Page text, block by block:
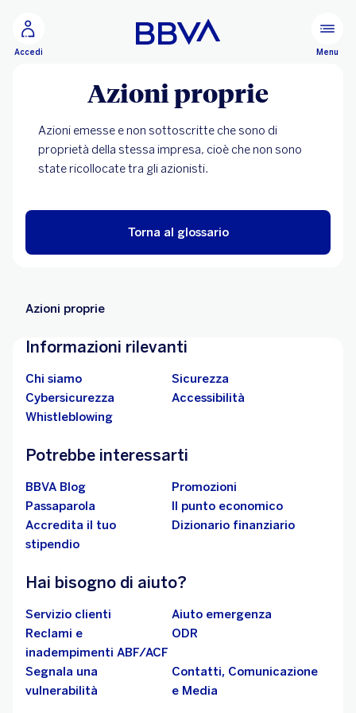
Configurare
Accedi Menu
Azioni proprie
Azioni emesse e non sottoscritte che sono di
proprietà della stessa impresa, cioè che non sono
state ricollocate tra gli azionisti.
Torna al glossario
Azioni proprie
Informazioni rilevanti
Chi siamo
Sicurezza
Cybersicurezza
Accessibilità
Whistleblowing
Potrebbe interessarti
BBVA Blog
Promozioni
Passaparola
Il punto economico
Accredita il tuo
stipendio
Dizionario finanziario
Hai bisogno di aiuto?
Servizio clienti
Aiuto emergenza
Reclami e
inadempimenti ABF/ACF
ODR
Segnala una
vulnerabilità
Contatti, Comunicazione
e Media